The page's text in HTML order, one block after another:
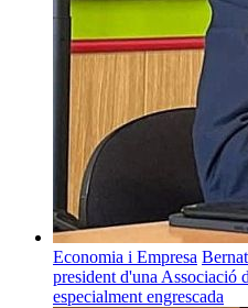
Economia i Empresa
president d'una Associació
especialment engrescada